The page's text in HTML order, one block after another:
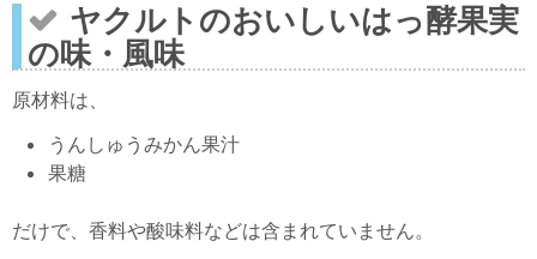
ヤクルトのおいしいはっ酵果実
の味・風味
原材料は、
うんしゅうみかん果汁
果糖
だけで、香料や酸味料などは含まれていません。